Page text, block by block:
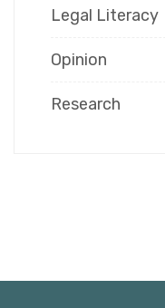
Legal Literacy
Opinion
Research